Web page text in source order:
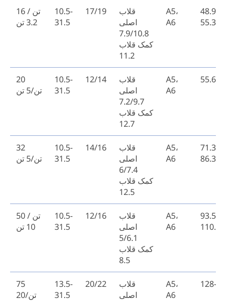
16 تن /
3.2 تن
10.5-
31.5
17/19
قلاب
اصلی
7.9/10.8
کمک قلاب
11.2
A5،
A6
48.9-
55.3
20
تن/5 تن
10.5-
31.5
12/14
قلاب
اصلی
7.2/9.7
کمک قلاب
12.7
A5،
A6
55.6-
32
تن/5 تن
10.5-
31.5
14/16
قلاب
اصلی
6/7.4
کمک قلاب
12.5
A5،
A6
71.3-
86.3
50 تن /
10 تن
10.5-
31.5
12/16
قلاب
اصلی
5/6.1
کمک قلاب
8.5
A5،
A6
93.5-
110.5
75
تن/20
13.5-
31.5
20/22
قلاب
اصلی
A5،
A6
128-